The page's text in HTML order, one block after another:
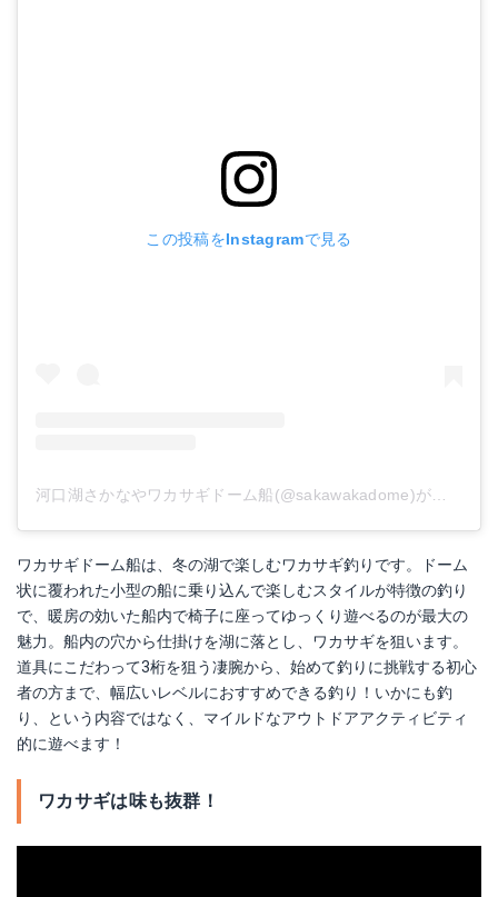
この投稿をInstagramで見る
河口湖さかなやワカサギドーム船(@sakawakadome)がシェアした投稿
ワカサギドーム船は、冬の湖で楽しむワカサギ釣りです。ドーム
状に覆われた小型の船に乗り込んで楽しむスタイルが特徴の釣り
で、暖房の効いた船内で椅子に座ってゆっくり遊べるのが最大の
魅力。船内の穴から仕掛けを湖に落とし、ワカサギを狙います。
道具にこだわって3桁を狙う凄腕から、始めて釣りに挑戦する初心
者の方まで、幅広いレベルにおすすめできる釣り！いかにも釣
り、という内容ではなく、マイルドなアウトドアアクティビティ
的に遊べます！
ワカサギは味も抜群！